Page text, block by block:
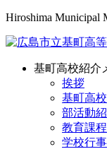
Hiroshima Municipal
基町高校紹介
挨拶
基町高
部活動
教育課程
学校行事